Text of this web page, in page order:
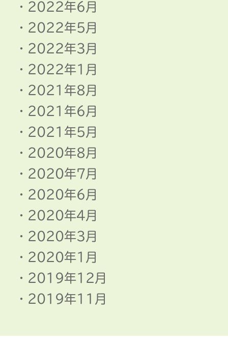
2022年6月
2022年5月
2022年3月
2022年1月
2021年8月
2021年6月
2021年5月
2020年8月
2020年7月
2020年6月
2020年4月
2020年3月
2020年1月
2019年12月
2019年11月